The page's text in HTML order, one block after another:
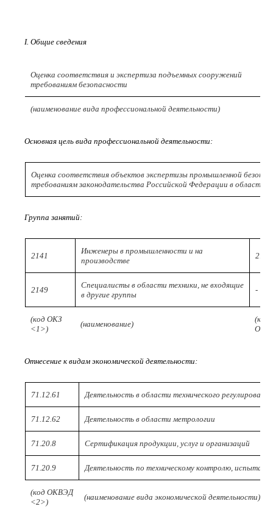
I. Общие сведения
Оценка соответствия и экспертиза подъемных сооружений
требованиям безопасности
(наименование вида профессиональной деятельности)
Основная цель вида профессиональной деятельности:
Оценка соответствия объектов экспертизы промышленной
требованиям законодательства Российской Федерации в области
Группа занятий:
2141
Инженеры в промышленности и на
производстве
2144
2149
Специалисты в области техники, не входящие
в другие группы
-
(код ОКЗ
<1>)
(наименование)
(код
ОКЗ)
Отнесение к видам экономической деятельности:
71.12.61 Деятельность в области технического
71.12.62 Деятельность в области метрологии
71.20.8 Сертификация продукции, услуг и организаций
71.20.9 Деятельность по техническому контролю,
(код ОКВЭД
<2>)
(наименование вида экономической деятельности)